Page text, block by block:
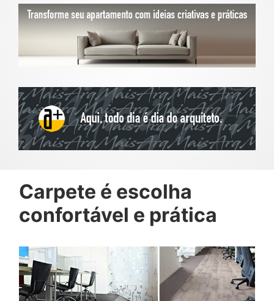
Carpete é escolha
confortável e prática